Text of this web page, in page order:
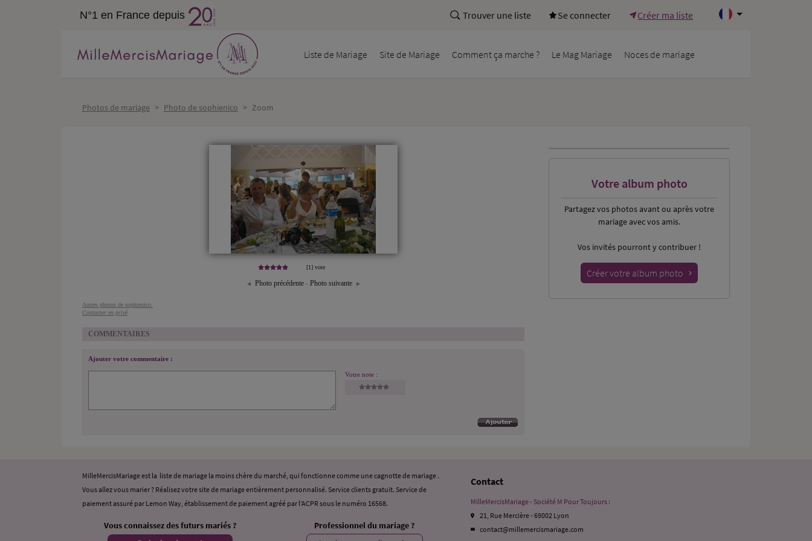
N°1 en France depuis Trouver une liste Se connecter Créer ma liste
Liste de Mariage Site de Mariage Comment ça marche ? Le Mag Mariage Noces de mariage
Photos de mariage > Photo de sophienico > Zoom
[1] vote
Photo précédente- Photo suivante
Autres photos de sophienico.
Contacter en privé
COMMENTAIRES
Ajouter votre commentaire :
Votre note :
Votre album photo
Partagez vos photosavant ou après votre
mariage avec vos amis.
Vos invités pourront y contribuer !
Créer votre album photo
MilleMercisMariage est la liste de mariage la moins chère du marché, qui fonctionne comme une cagnotte de mariage .
Vous allez vous marier ? Réalisez votre site de mariage entièrement personnalisé. Service clients gratuit. Service de
paiement assuré par Lemon Way, établissement de paiement agréé par l’ACPR sous le numéro 16568.
Vous connaissez des futurs mariés ? Professionnel du mariage ?
Contact
MilleMercisMariage - Société M Pour Toujours :
21, Rue Mercière - 69002 Lyon
contact@millemercismariage.com